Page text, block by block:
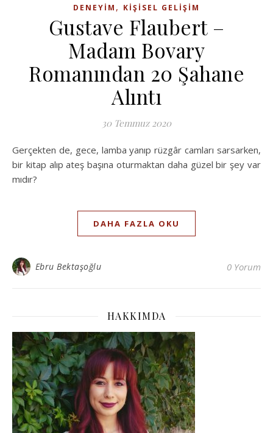
DENEYIM , KIŞISEL GELIŞIM
Gustave Flaubert –
Madam Bovary
Romanından 20 Şahane
Alıntı
30 Temmuz 2020
Gerçekten de, gece, lamba yanıp rüzgâr camları sarsarken,
bir kitap alıp ateş başına oturmaktan daha güzel bir şey var
mıdır?
DAHA FAZLA OKU
Ebru Bektaşoğlu 0 Yorum
HAKKIMDA